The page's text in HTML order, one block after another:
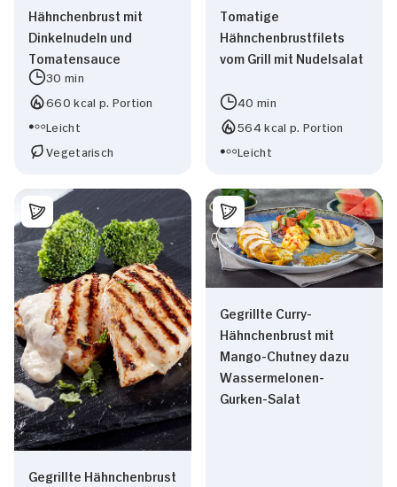
Präferenzen
Statistiken
Alle zulassen
Nur Notwendige erlauben
Hähnchenbrust mit
Dinkelnudeln und
Tomatensauce
30 min
660 kcal p. Portion
Leicht
Vegetarisch
Tomatige
Hähnchenbrustfilets
vom Grill mit Nudelsalat
40 min
564 kcal p. Portion
Leicht
Gegrillte Hähnchenbrust
Gegrillte Curry-
Hähnchenbrust mit
Mango-Chutney dazu
Wassermelonen-
Gurken-Salat